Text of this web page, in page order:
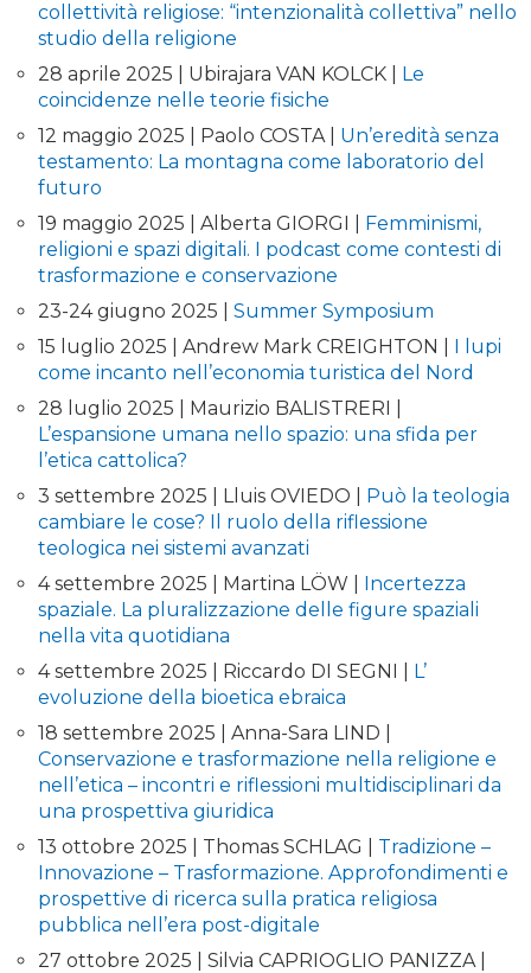
collettività religiose: “intenzionalità collettiva” nello
studio della religione
28 aprile 2025 | Ubirajara VAN KOLCK | Le
coincidenze nelle teorie fisiche
12 maggio 2025 | Paolo COSTA | Un’eredità senza
testamento: La montagna come laboratorio del
futuro
19 maggio 2025 | Alberta GIORGI | Femminismi,
religioni e spazi digitali. I podcast come contesti di
trasformazione e conservazione
23-24 giugno 2025 | Summer Symposium
15 luglio 2025 | Andrew Mark CREIGHTON | I lupi
come incanto nell’economia turistica del Nord
28 luglio 2025 | Maurizio BALISTRERI |
L’espansione umana nello spazio: una sfida per
l’etica cattolica?
3 settembre 2025 | Lluis OVIEDO | Può la teologia
cambiare le cose? Il ruolo della riflessione
teologica nei sistemi avanzati
4 settembre 2025 | Martina LÖW | Incertezza
spaziale. La pluralizzazione delle figure spaziali
nella vita quotidiana
4 settembre 2025 | Riccardo DI SEGNI | L’
evoluzione della bioetica ebraica
18 settembre 2025 | Anna-Sara LIND |
Conservazione e trasformazione nella religione e
nell’etica – incontri e riflessioni multidisciplinari da
una prospettiva giuridica
13 ottobre 2025 | Thomas SCHLAG | Tradizione –
Innovazione – Trasformazione. Approfondimenti e
prospettive di ricerca sulla pratica religiosa
pubblica nell’era post-digitale
27 ottobre 2025 | Silvia CAPRIOGLIO PANIZZA |